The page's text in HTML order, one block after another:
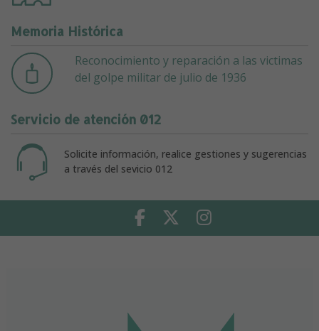
Memoria Histórica
Reconocimiento y reparación a las victimas
del golpe militar de julio de 1936
Servicio de atención 012
Solicite información, realice gestiones y sugerencias
a través del sevicio 012
Facebook Twitter Instagram